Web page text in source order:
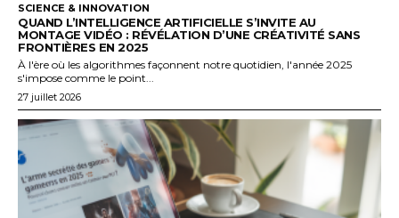
SCIENCE & INNOVATION
QUAND L’INTELLIGENCE ARTIFICIELLE S’INVITE AU
MONTAGE VIDÉO : RÉVÉLATION D’UNE CRÉATIVITÉ SANS
FRONTIÈRES EN 2025
À l'ère où les algorithmes façonnent notre quotidien, l'année 2025
s'impose comme le point...
27 juillet 2026